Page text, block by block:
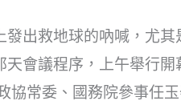
出救地球的吶喊，尤其
會議程序，上午舉行
常委、國務院參事任